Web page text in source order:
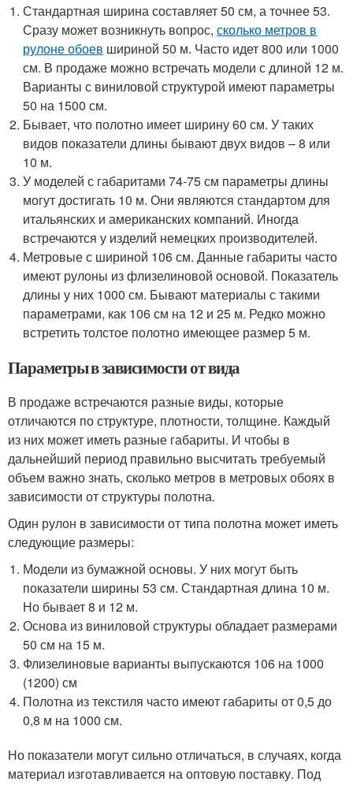
Стандартная ширина составляет 50 см, а точнее 53.
Сразу может возникнуть вопрос,сколько метров в
рулоне обоев шириной 50 м. Часто идет 800 или 1000
см. В продаже можно встречать модели с длиной 12 м.
Варианты с виниловой структурой имеют параметры
50 на 1500 см.
Бывает, что полотно имеет ширину 60 см. У таких
видов показатели длины бывают двух видов – 8 или
10 м.
У моделей с габаритами 74-75 см параметры длины
могут достигать 10 м. Они являются стандартом для
итальянских и американских компаний. Иногда
встречаются у изделий немецких производителей.
Метровые с шириной 106 см. Данные габариты часто
имеют рулоны из флизелиновой основой. Показатель
длины у них 1000 см. Бывают материалы с такими
параметрами, как 106 см на 12 и 25 м. Редко можно
встретить толстое полотно имеющее размер 5 м.
Параметры в зависимости от вида
В продаже встречаются разные виды, которые
отличаются по структуре, плотности, толщине. Каждый
из них может иметь разные габариты. И чтобы в
дальнейший период правильно высчитать требуемый
объем важно знать, сколько метров в метровых обоях в
зависимости от структуры полотна.
Один рулон в зависимости от типа полотна может иметь
следующие размеры:
Модели из бумажной основы. У них могут быть
показатели ширины 53 см. Стандартная длина 10 м.
Но бывает 8 и 12 м.
Основа из виниловой структуры обладает размерами
50 см на 15 м.
Флизелиновые варианты выпускаются 106 на 1000
(1200) см
Полотна из текстиля часто имеют габариты от 0,5 до
0,8 м на 1000 см.
Но показатели могут сильно отличаться, в случаях, когда
материал изготавливается на оптовую поставку. Под